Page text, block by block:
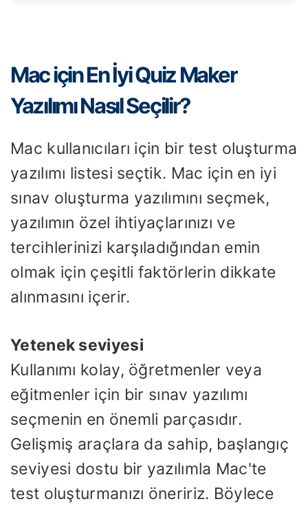
Mac için En İyi Quiz Maker
Yazılımı Nasıl Seçilir?
Mac kullanıcıları için bir test oluşturma
yazılımı listesi seçtik. Mac için en iyi
sınav oluşturma yazılımını seçmek,
yazılımın özel ihtiyaçlarınızı ve
tercihlerinizi karşıladığından emin
olmak için çeşitli faktörlerin dikkate
alınmasını içerir.
Yetenek seviyesi
Kullanımı kolay, öğretmenler veya
eğitmenler için bir sınav yazılımı
seçmenin en önemli parçasıdır.
Gelişmiş araçlara da sahip, başlangıç ​​
seviyesi dostu bir yazılımla Mac'te
test oluşturmanızı öneririz. Böylece